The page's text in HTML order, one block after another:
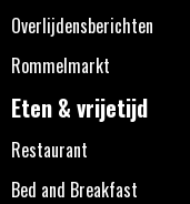
Overlijdensberichten
Rommelmarkt
Eten & vrijetijd
Restaurant
Bed and Breakfast